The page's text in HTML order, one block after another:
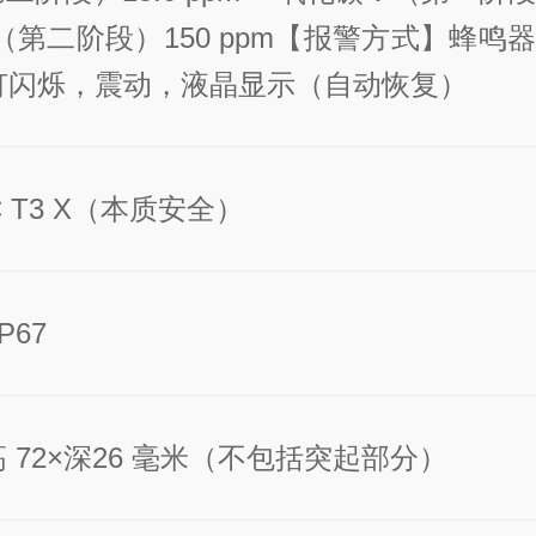
第二阶段）150 ppm 【报警方式】蜂鸣
烁，震动，液晶显示（自动恢复）
X（本质安全）
72×深26 毫米（不包括突起部分）